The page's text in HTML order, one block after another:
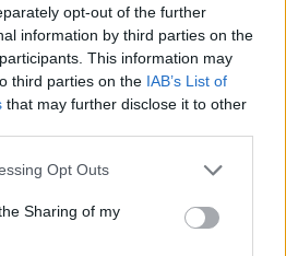
opt-out of the further
information by third parties on the
This information may
third parties on the IAB’s List of
that may further disclose it to other
Opt Outs
Sharing of my
felé a közösségi médiában.
06. 06. Trump vs. Musk -
legnagyobb hatalmú és a
06. 05. Beszakadt a Tesla,
hírarchívumához